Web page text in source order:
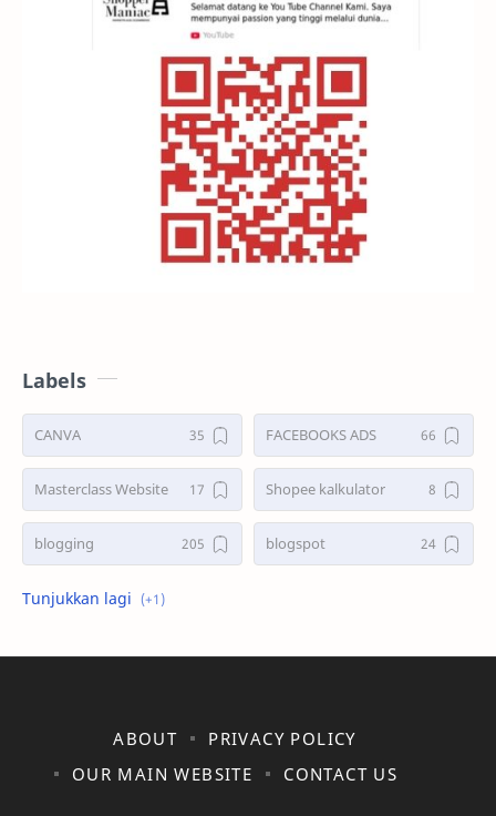
Labels
CANVA FACEBOOKS ADS
Masterclass Website Shopee kalkulator
blogging blogspot
shopee
ABOUT
PRIVACY POLICY
OUR MAIN WEBSITE
CONTACT US